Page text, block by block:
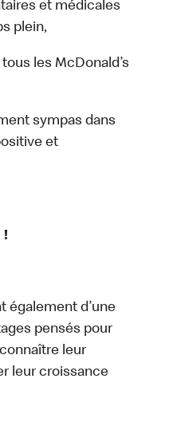
et médicales
plein,
les McDonald’s
sympas dans
et
!
également d’une
pensés pour
leur
leur croissance